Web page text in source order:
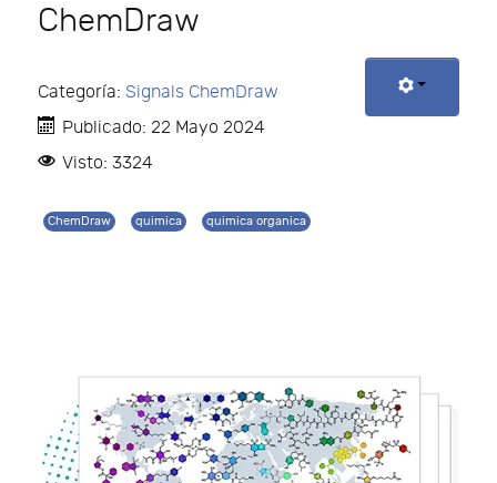
ChemDraw
Categoría: Signals ChemDraw
Publicado: 22 Mayo 2024
Visto: 3324
ChemDraw quimica quimica organica